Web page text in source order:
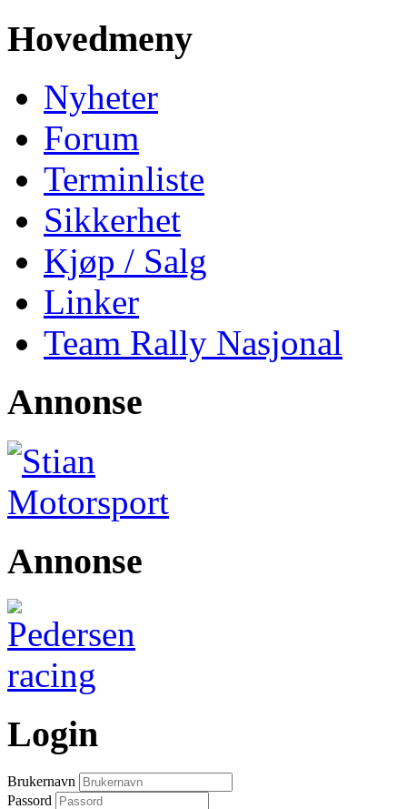
Hovedmeny
Nyheter
Forum
Terminliste
Sikkerhet
Kjøp / Salg
Linker
Team Rally Nasjonal
Annonse
Annonse
Login
Brukernavn
Passord